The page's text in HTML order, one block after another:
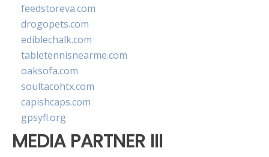
feedstoreva.com
drogopets.com
ediblechalk.com
tabletennisnearme.com
oaksofa.com
soultacohtx.com
capishcaps.com
gpsyfl.org
MEDIA PARTNER III